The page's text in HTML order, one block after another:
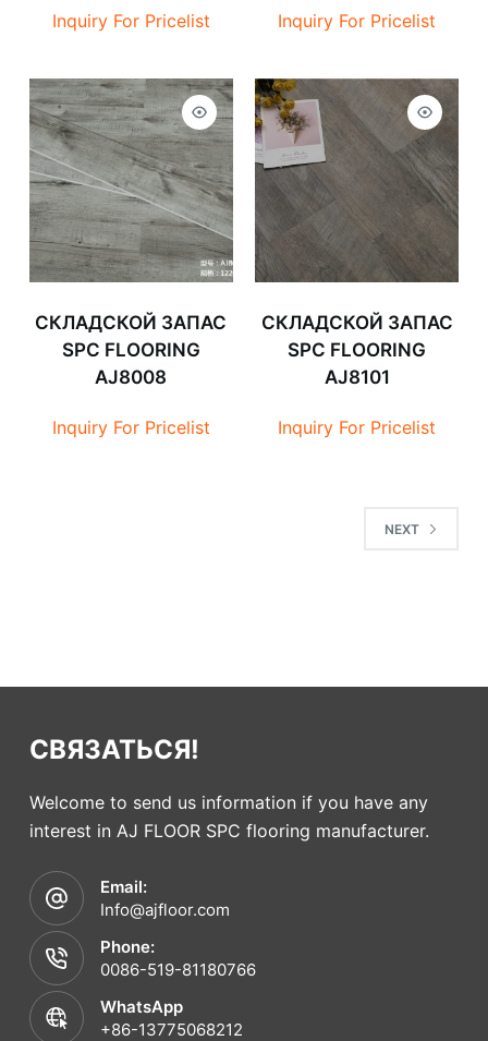
Inquiry For Pricelist Inquiry For Pricelist
СКЛАДСКОЙ ЗАПАС
SPC FLOORING
AJ8008
Inquiry For Pricelist
СКЛАДСКОЙ ЗАПАС
SPC FLOORING
AJ8101
Inquiry For Pricelist
NEXT
СВЯЗАТЬСЯ!
Welcome to send us information if you have any
interest in AJ FLOOR SPC flooring manufacturer.
Email:
Info@ajfloor.com
Phone:
0086-519-81180766
WhatsApp
+86-13775068212